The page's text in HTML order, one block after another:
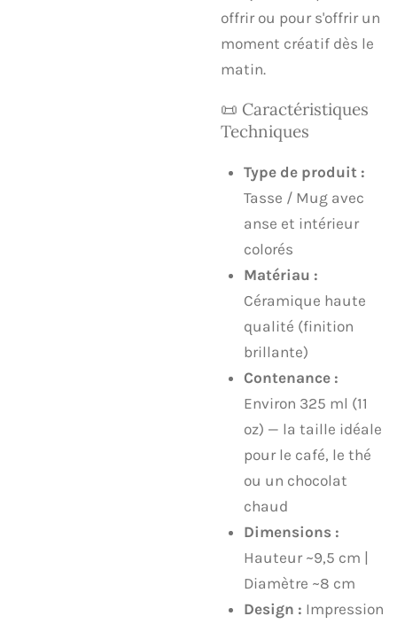
offrir ou pour s'offrir un
moment créatif dès le
matin.
​📜 Caractéristiques
Techniques
Type de produit :
Tasse / Mug avec
anse et intérieur
colorés
Matériau :
Céramique haute
qualité (finition
brillante)
Contenance :
Environ 325 ml (11
oz) — la taille idéale
pour le café, le thé
ou un chocolat
chaud
Dimensions :
Hauteur ~9,5 cm |
Diamètre ~8 cm
Design : Impression